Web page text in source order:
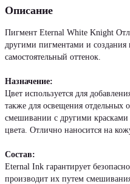
Описание
Пигмент Eternal White Knight
другими пигментами и создания
самостоятельный оттенок.
Назначение:
Цвет используется для
также для освещения отдельных
смешивании с другими
цвета. Отлично наносится на
Состав:
Eternal Ink гарантирует
производит их путем